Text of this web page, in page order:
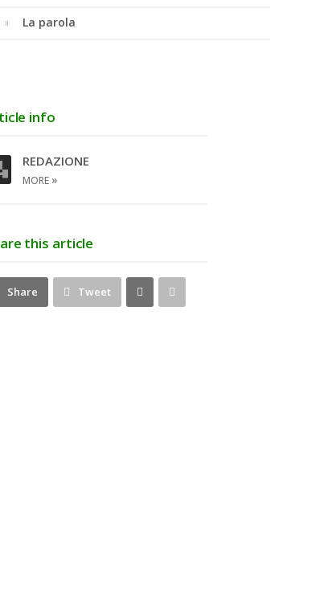
La parola
info
REDAZIONE
MORE »
this article
Share Tweet
Share